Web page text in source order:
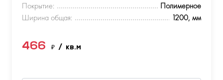
Покрытие:
Полимерное
Ширина общая:
1200, мм
466 ₽ / кв.м